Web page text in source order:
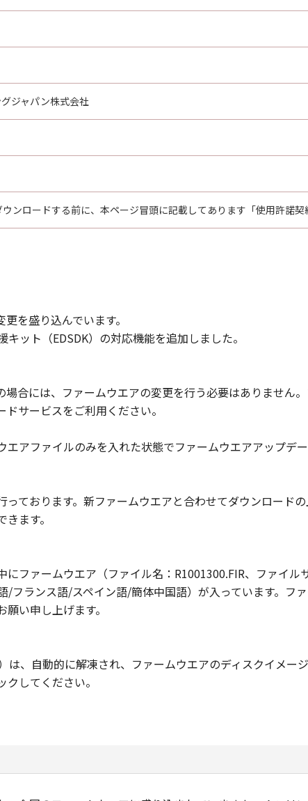
はその一部が法律により無効であると決定された場合でも
ジャパン株式会社
ンロードする前に、本ページ冒頭に記載してあります「使用許諾契
を盛り込んでいます。
ット（EDSDK）の対応機能を追加しました。
合には、ファームウエアの変更を行う必要はありません
サービスをご利用ください。
アファイルのみを入れた状態でファームウエアアップデ
ております。新ファームウエアと合わせてダウンロード
ます。
ファームウエア（ファイル名：R1001300.FIR、ファイ
フランス語/スペイン語/簡体中国語）が入っています。フ
い申し上げます。
、自動的に解凍され、ファームウエアのディスクイメー
してください。